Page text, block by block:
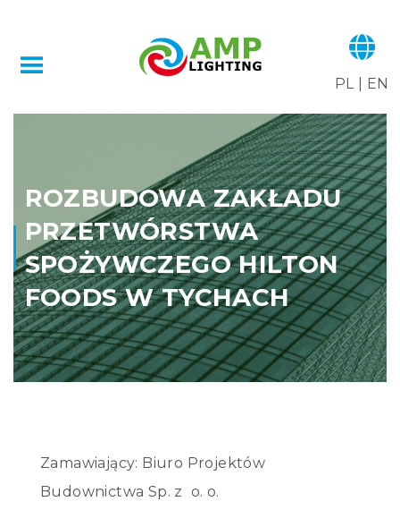
PL EN
ROZBUDOWA ZAKŁADU
PRZETWÓRSTWA
SPOŻYWCZEGO HILTON
FOODS W TYCHACH
Zamawiający: Biuro Projektów
Budownictwa Sp. z o. o.